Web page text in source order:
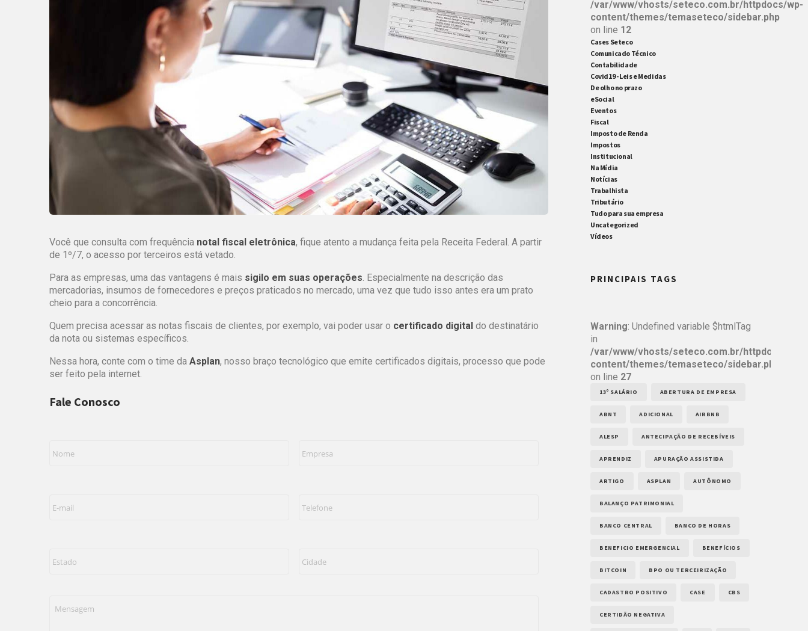
Você que consulta com frequência notal fiscal eletrônica, fique atento a mudança feita pela Receita Federal. A partir
de 1º/7, o acesso por terceiros está vetado.
Para as empresas, uma das vantagens é mais sigilo em suas operações. Especialmente na descrição das
mercadorias, insumos de fornecedores e preços praticados no mercado, uma vez que tudo isso antes era um prato
cheio para a concorrência.
Quem precisa acessar as notas fiscais de clientes, por exemplo, vai poder usar o certificado digital do destinatário
da nota ou sistemas específicos.
Nessa hora, conte com o time da Asplan, nosso braço tecnológico que emite certificados digitais, processo que pode
ser feito pela internet.
Fale Conosco
mail *
/var/www/vhosts/seteco.com.br/httpdocs/wp-
content/themes/temaseteco/sidebar.php
on line 12
Cases Seteco
Comunicado Técnico
Contabilidade
Covid19 - Leis e Medidas
De olho no prazo
eSocial
Eventos
Fiscal
Imposto de Renda
Impostos
Institucional
Na Mídia
Notícias
Trabalhista
Tributário
Tudo para sua empresa
Uncategorized
Vídeos
PRINCIPAIS TAGS
Warning: Undefined variable $htmlTag
in
/var/www/vhosts/seteco.com.br/httpdocs/wp-
content/themes/temaseteco/sidebar.php
on line 27
13º SALÁRIO ABERTURA DE EMPRESA
ABNT ADICIONAL AIRBNB
ALESP ANTECIPAÇÃO DE RECEBÍVEIS
APRENDIZ APURAÇÃO ASSISTIDA
ARTIGO ASPLAN AUTÔNOMO
BALANÇO PATRIMONIAL
BANCO CENTRAL BANCO DE HORAS
BENEFICIO EMERGENCIAL BENEFÍCIOS
BITCOIN BPO OU TERCEIRIZAÇÃO
CADASTRO POSITIVO CASE CBS
CERTIDÃO NEGATIVA